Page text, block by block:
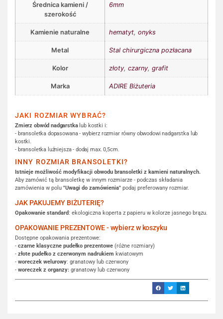
Średnica kamieni /
szerokość
6mm
Kamienie naturalne hematyt, onyks
Metal Stal chirurgiczna pozłacana
Kolor złoty, czarny, grafit
Marka ADIRE Biżuteria
JAKI ROZMIAR WYBRAĆ?
Zmierz obwód nadgarstkalub kostki i:
- bransoletka dopasowana - wybierz rozmiar równy obwodowi nadgarstka lub
kostki.
- bransoletka luźniejsza - dodaj max. 0,5cm.
INNY ROZMIAR BRANSOLETKI?
Istnieje możliwość modyfikacji obwodu bransoletki z kamieni naturalnych.
Aby zamówić tą bransoletkę w innym rozmiarze - podczas składania
zamówienia w polu "Uwagi do zamówienia" podaj preferowany rozmiar.
JAK PAKUJEMY BIŻUTERIĘ?
Opakowanie standard: ekologiczna koperta z papieru w kolorze jasnego brązu.
OPAKOWANIE PREZENTOWE - wybierz w koszyku
Dostępne opakowania prezentowe:
- czarne klasyczne pudełko prezentowe (różne rozmiary)
- złote pudełko z czerwonym nadrukiem kwiatowym
- woreczek welurowy: granatowy lub czerwony
- woreczek z organzy: granatowy lub czerwony